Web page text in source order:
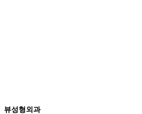
뷰성형외과